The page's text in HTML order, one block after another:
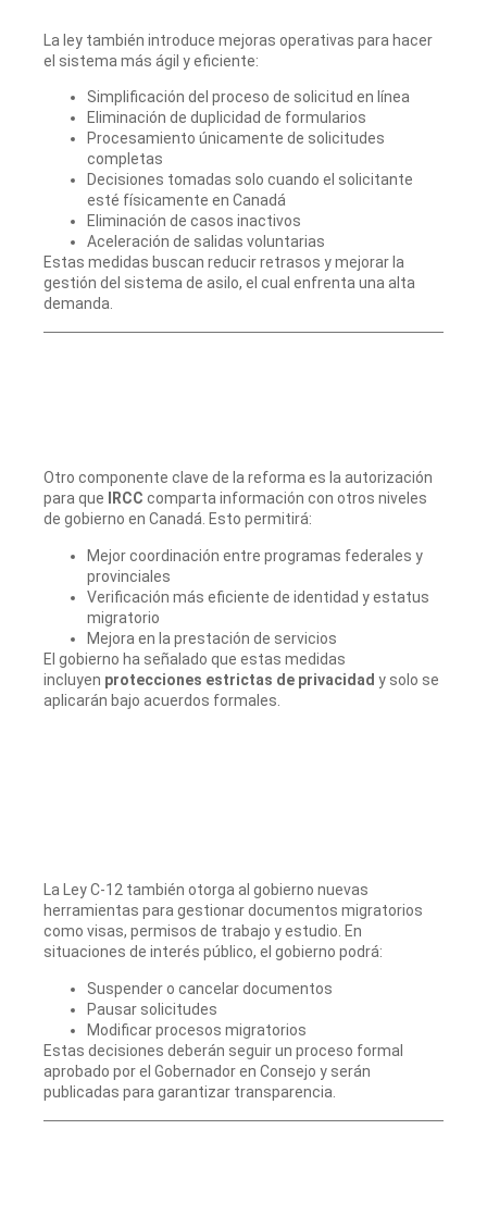
La ley también introduce mejoras operativas para hacer
el sistema más ágil y eficiente:
Simplificación del proceso de solicitud en línea
Eliminación de duplicidad de formularios
Procesamiento únicamente de solicitudes
completas
Decisiones tomadas solo cuando el solicitante
esté físicamente en Canadá
Eliminación de casos inactivos
Aceleración de salidas voluntarias
Estas medidas buscan reducir retrasos y mejorar la
gestión del sistema de asilo, el cual enfrenta una alta
demanda.
Otro componente clave de la reforma es la autorización
para que
IRCC comparta información con otros niveles
de gobierno en Canadá. Esto permitirá:
Mejor coordinación entre programas federales y
provinciales
Verificación más eficiente de identidad y estatus
migratorio
Mejora en la prestación de servicios
El gobierno ha señalado que estas medidas
incluyen protecciones estrictas de privacidad y solo se
aplicarán bajo acuerdos formales.
La Ley C-12 también otorga al gobierno nuevas
herramientas para gestionar documentos migratorios
como visas, permisos de trabajo y estudio. En
situaciones de interés público, el gobierno podrá:
Suspender o cancelar documentos
Pausar solicitudes
Modificar procesos migratorios
Estas decisiones deberán seguir un proceso formal
aprobado por el Gobernador en Consejo y serán
publicadas para garantizar transparencia.